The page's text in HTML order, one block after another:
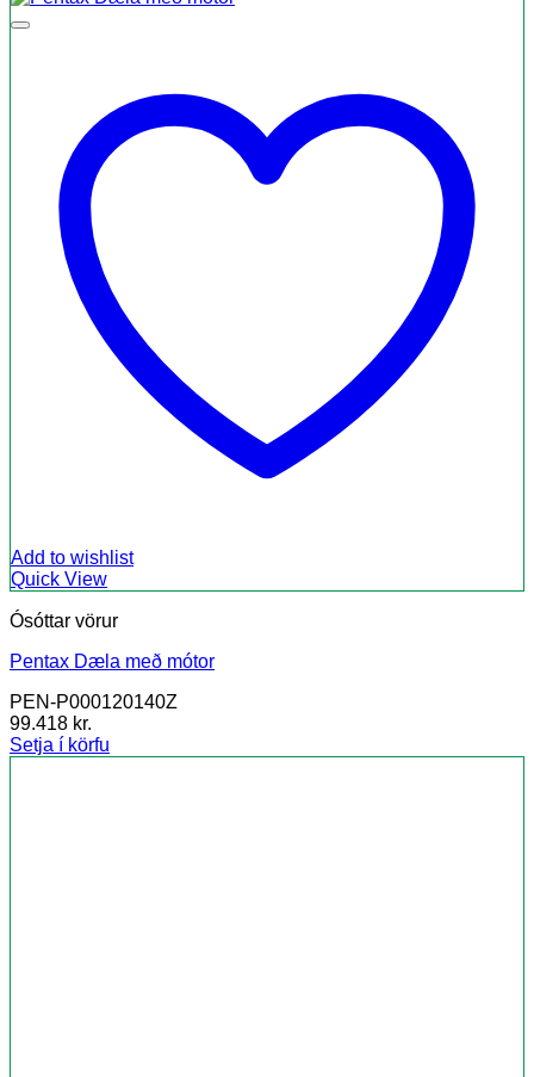
Add to wishlist
Quick View
Ósóttar vörur
Pentax Dæla með mótor
PEN-P000120140Z
99.418 kr.
Setja í körfu